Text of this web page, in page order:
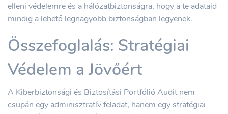
elleni védelemre és a hálózatbiztonságra, hogy a te adataid
mindig a lehető legnagyobb biztonságban legyenek.
Összefoglalás: Stratégiai
Védelem a Jövőért
A Kiberbiztonsági és Biztosítási Portfólió Audit nem
csupán egy adminisztratív feladat, hanem egy stratégiai